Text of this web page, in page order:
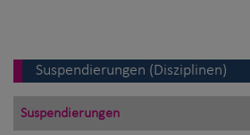
Suspendierungen (Disziplinen)
Suspendierungen